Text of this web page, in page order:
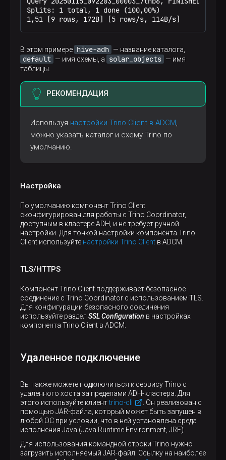
Splits: 1 total, 1 done (100,00%)
1,51 [9 rows, 172B] [5 rows/s, 114B/s]
В этом примере hive-adh — название каталога,
default — имя схемы, а solar_objects — имя
таблицы.
РЕКОМЕНДАЦИЯ
Используя настройки Trino Client в ADCM,
можно указать каталог и схему Trino по
умолчанию.
Настройка
По умолчанию компонент Trino Client
сконфигурирован для работы с Trino Coordinator,
доступным в кластере ADH, и не требует ручной
настройки. Для тонкой настройки компонента Trino
Client используйте настройки Trino Client в ADCM.
TLS/HTTPS
Компонент Trino Client поддерживает безопасное
соединение с Trino Coordinator с использованием TLS.
Для конфигурации безопасного соединения
используйте раздел SSL Configuration в настройках
компонента Trino Client в ADCM.
Удаленное подключение
Вы также можете подключиться к сервису Trino с
удаленного хоста за пределами ADH-кластера. Для
этого используйте клиентtrino-cli
. Он реализован с
помощью JAR-файла, который может быть запущен в
любой ОС при условии, что в ней установлена среда
исполнения Java (Java Runtime Environment, JRE).
Для использования командной строки Trino нужно
загрузить исполняемый JAR-файл. Ссылку на наиболее